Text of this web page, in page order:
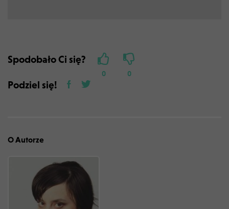
Spodobało Ci się?
0 0
Podziel się!
O Autorze